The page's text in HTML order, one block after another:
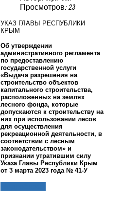
Просмотров: 23
УКАЗ ГЛАВЫ РЕСПУБЛИКИ
КРЫМ
Об утверждении
административного регламента
по предоставлению
государственной услуги
«Выдача разрешения на
строительство объектов
капитального строительства,
расположенных на землях
лесного фонда, которые
допускаются к строительству на
них при использовании лесов
для осуществления
рекреационной деятельности, в
соответствии с лесным
законодательством» и
признании утратившим силу
Указа Главы Республики Крым
от 3 марта 2023 года № 41-У